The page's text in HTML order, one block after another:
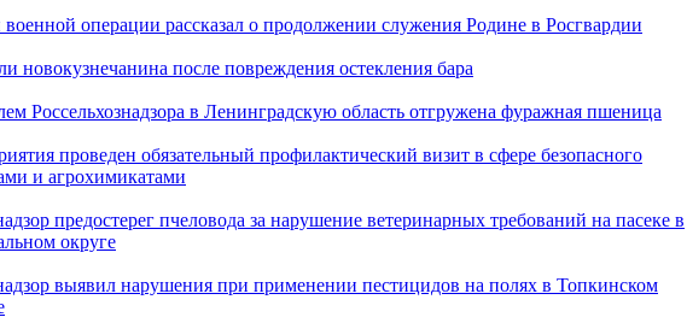
операции рассказал о продолжении служения Родине в Росгвардии
новокузнечанина после повреждения остекления бара
Россельхознадзора в Ленинградскую область отгружена фуражная пшеница
проведен обязательный профилактический визит в сфере безопасного
и агрохимикатами
предостерег пчеловода за нарушение ветеринарных требований на пасеке в
округе
выявил нарушения при применении пестицидов на полях в Топкинском